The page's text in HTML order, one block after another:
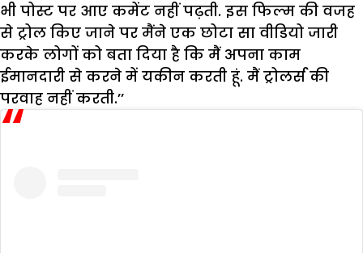
भी पोस्ट पर आए कमेंट नहीं पढ़ती. इस फिल्म की वजह
से ट्रोल किए जाने पर मैंने एक छोटा सा वीडियो जारी
करके लोगों को बता दिया है कि मैं अपना काम
ईमानदारी से करने में यकीन करती हूं. मैं ट्रोलर्स की
परवाह नहीं करती.’’